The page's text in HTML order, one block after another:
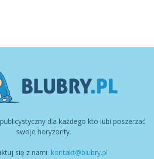
dla każdego kto lubi poszerzać
swoje horyzonty.
się z nami: kontakt@blubry.pl